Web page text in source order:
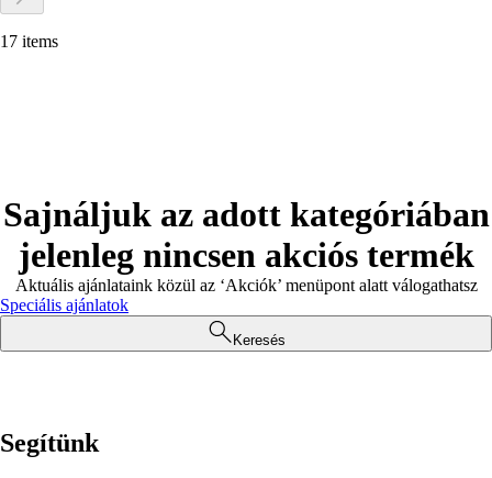
17 items
Sajnáljuk az adott kategóriában
jelenleg nincsen akciós termék
Aktuális ajánlataink közül az ‘Akciók’ menüpont alatt válogathatsz
Speciális ajánlatok
Keresés
Segítünk